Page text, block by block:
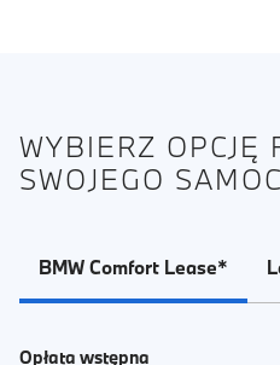
WYBIERZ OPCJĘ
SWOJEGO
BMW Comfort Lease*
Opłata wstępna